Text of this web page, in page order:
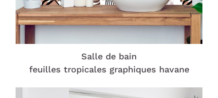
Salle de bain
feuilles tropicales graphiques havane